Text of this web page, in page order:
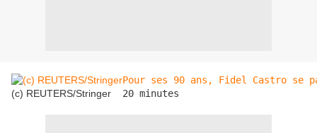
(c) REUTERS/Stringer
Pour ses 90 ans, Fidel Castro se
20 minutes